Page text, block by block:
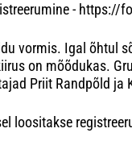
- https://
vormis. Igal õhtul
on mõõdukas.
Priit Randpõld ja
loositakse